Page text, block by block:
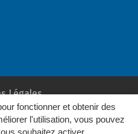
fonctionner et obtenir des
l'utilisation, vous pouvez
souhaitez activer.
Légales
site